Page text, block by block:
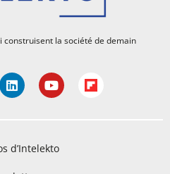
construisent la société de demain
d’Intelekto